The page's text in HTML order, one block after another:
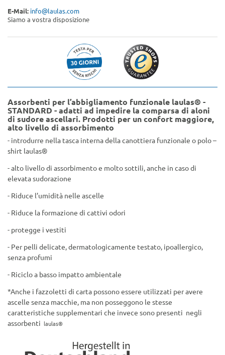
E-Mail: info@laulas.com
Siamo a vostra disposizione
Assorbenti per l’abbigliamento funzionale laulas® -
STANDARD - adatti ad impedire la comparsa di aloni
di sudore ascellari. Prodotti per un confort maggiore,
alto livello di assorbimento
- introdurre nella tasca interna della canottiera funzionale o polo –
shirt laulas®
- alto livello di assorbimento e molto sottili, anche in caso di
elevata sudorazione
- Riduce l’umidità nelle ascelle
- Riduce la formazione di cattivi odori
- protegge i vestiti
- Per pelli delicate, dermatologicamente testato, ipoallergico,
senza profumi
- Riciclo a basso impatto ambientale
*Anche i fazzoletti di carta possono essere utilizzati per avere
ascelle senza macchie, ma non posseggono le stesse
caratteristiche supplementari che invece sono presenti negli
assorbenti laulas®